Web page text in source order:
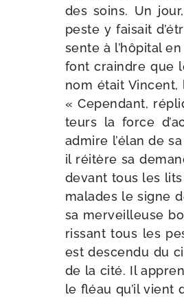
des soins. Un
peste y fai­sait
sente à l’hôpital
font craindre que
nom était
« Cependant,
teurs la force
admire l’élan de
il réitère sa
devant tous les
malades le signe
sa mer­veilleuse
ris­sant tous les
est des­cen­du du
de la cité. Il
le fléau qu’il vient